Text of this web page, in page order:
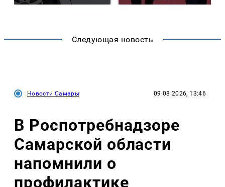
Следующая новость
Новости Самары 09.08.2026, 13:46
В Роспотребнадзоре
Самарской области
напомнили о
профилактике